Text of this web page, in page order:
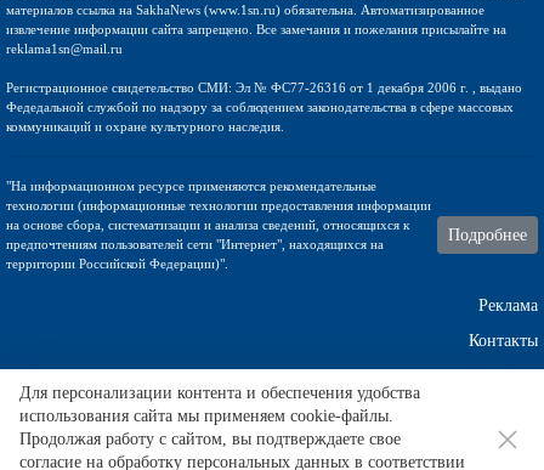
материалов ссылка на SakhaNews (www.1sn.ru) обязательна. Автоматизированное
извлечение информации сайта запрещено. Все замечания и пожелания присылайте на
reklama1sn@mail.ru
Регистрационное свидетельство СМИ: Эл № ФС77-26316 от 1 декабря 2006 г. , выдано
Федедальной службой по надзору за соблюдением законодательства в сфере массовых
коммуникаций и охране культурного наследия.
"На информационном ресурсе применяются рекомендательные
технологии (информационные технологии предоставления информации
на основе сбора, систематизации и анализа сведений, относящихся к
предпочтениям пользователей сети "Интернет", находящихся на
территории Российской Федерации)".
Подробнее
Реклама
Контакты
Техническа поддержка
Для персонализации контента и обеспечения удобства
использования сайта мы применяем cookie-файлы.
Продолжая работу с сайтом, вы подтверждаете свое
согласие на обработку персональных данных в соответствии